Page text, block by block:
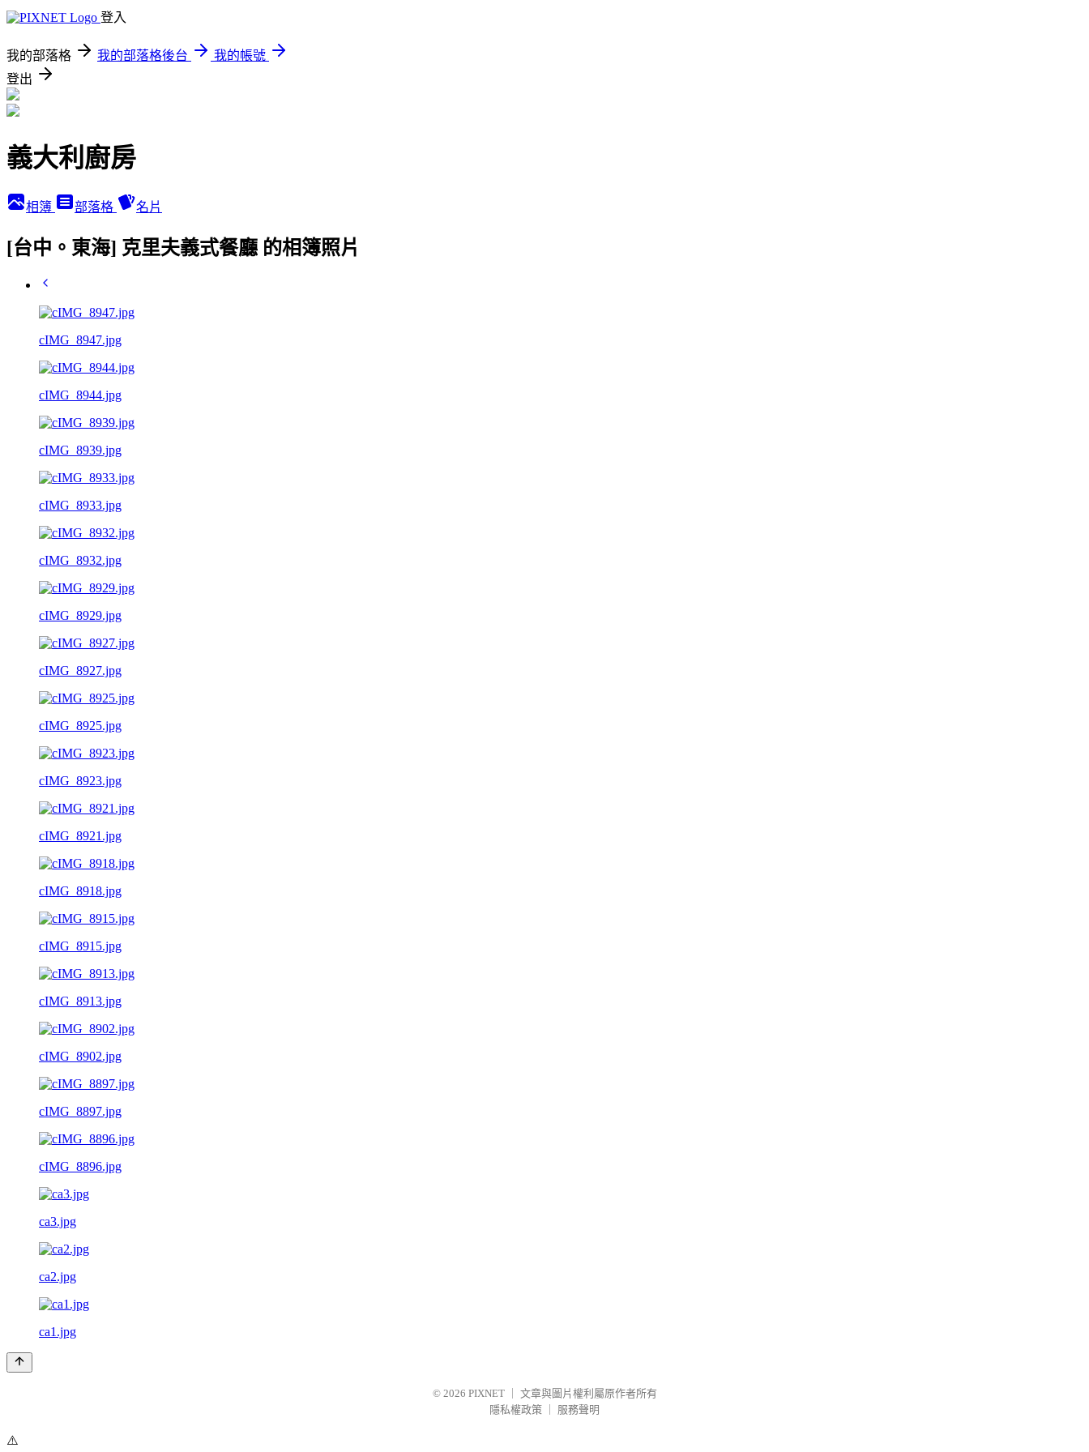
登入
我的部落格 我的部落格後台
我的帳號
登出
義大利廚房
相簿 部落格 名片
[台中。東海] 克里夫義式餐廳 的相簿照片
cIMG_8947.jpg
cIMG_8944.jpg
cIMG_8939.jpg
cIMG_8933.jpg
cIMG_8932.jpg
cIMG_8929.jpg
cIMG_8927.jpg
cIMG_8925.jpg
cIMG_8923.jpg
cIMG_8921.jpg
cIMG_8918.jpg
cIMG_8915.jpg
cIMG_8913.jpg
cIMG_8902.jpg
cIMG_8897.jpg
cIMG_8896.jpg
ca3.jpg
ca2.jpg
ca1.jpg
© 2026 PIXNET
文章與圖片權利屬原作者所有
隱私權政策
服務聲明
⚠️